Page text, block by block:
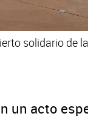
solidario de
un acto